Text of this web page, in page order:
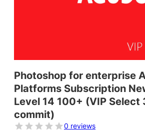
Photoshop for enterprise
Platforms Subscription
Level 14 100+ (VIP Select
commit)
0 reviews